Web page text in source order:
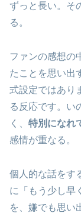
ずっと長い。そ
る。
ファンの感想の
たことを思い出
式設定ではあり
る反応です。い
く、 特別になれ
感情が重なる。
個人的な話をす
に「もう少し早
を、嫌でも思い